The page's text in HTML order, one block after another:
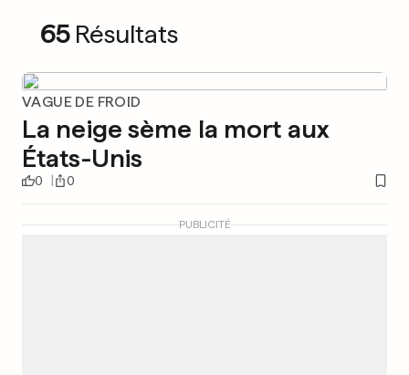
65 Résultats
VAGUE DE FROID
La neige sème la mort aux
États-Unis
0 0
PUBLICITÉ